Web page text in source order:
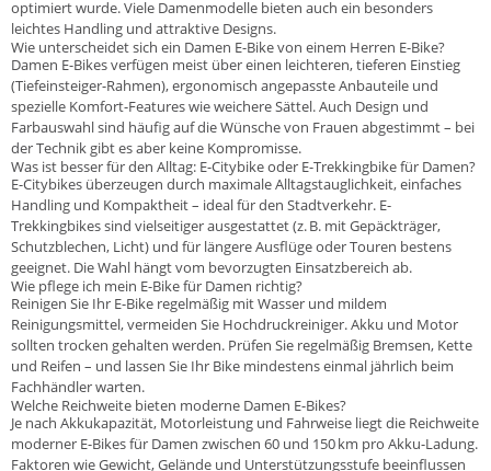
optimiert wurde. Viele Damenmodelle bieten auch ein besonders
leichtes Handling und attraktive Designs.
Wie unterscheidet sich ein Damen E-Bike von einem Herren E-Bike?
Damen E-Bikes verfügen meist über einen leichteren, tieferen Einstieg
(Tiefeinsteiger-Rahmen), ergonomisch angepasste Anbauteile und
spezielle Komfort-Features wie weichere Sättel. Auch Design und
Farbauswahl sind häufig auf die Wünsche von Frauen abgestimmt – bei
der Technik gibt es aber keine Kompromisse.
Was ist besser für den Alltag: E-Citybike oder E-Trekkingbike für Damen?
E-Citybikes überzeugen durch maximale Alltagstauglichkeit, einfaches
Handling und Kompaktheit – ideal für den Stadtverkehr. E-
Trekkingbikes sind vielseitiger ausgestattet (z. B. mit Gepäckträger,
Schutzblechen, Licht) und für längere Ausflüge oder Touren bestens
geeignet. Die Wahl hängt vom bevorzugten Einsatzbereich ab.
Wie pflege ich mein E-Bike für Damen richtig?
Reinigen Sie Ihr E-Bike regelmäßig mit Wasser und mildem
Reinigungsmittel, vermeiden Sie Hochdruckreiniger. Akku und Motor
sollten trocken gehalten werden. Prüfen Sie regelmäßig Bremsen, Kette
und Reifen – und lassen Sie Ihr Bike mindestens einmal jährlich beim
Fachhändler warten.
Welche Reichweite bieten moderne Damen E-Bikes?
Je nach Akkukapazität, Motorleistung und Fahrweise liegt die Reichweite
moderner E-Bikes für Damen zwischen 60 und 150 km pro Akku-Ladung.
Faktoren wie Gewicht, Gelände und Unterstützungsstufe beeinflussen